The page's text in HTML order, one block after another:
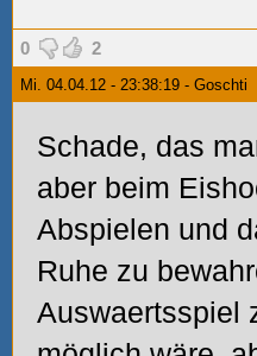
0 2
Mi. 04.04.12 - 23:38:19 - Goschti
Schade, das
aber beim
Abspielen und
Ruhe zu
Auswaertsspiel